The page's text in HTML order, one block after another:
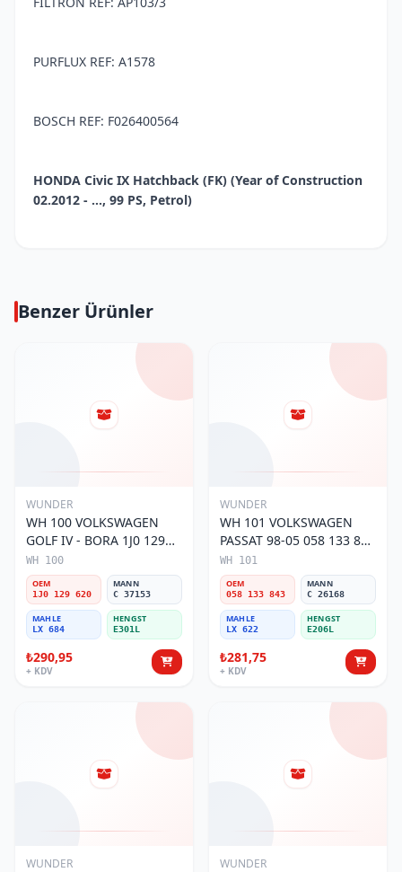
PURFLUX REF: A1578
BOSCH REF: F026400564
HONDA Civic IX Hatchback (FK) (Year of Construction
02.2012 - ..., 99 PS, Petrol)
Benzer Ürünler
WUNDER
WH 100 VOLKSWAGEN
GOLF IV - BORA 1J0 129
620 Hava Filtresi
WH 100
OEM
1J0 129 620
MANN
C 37153
MAHLE
LX 684
HENGST
E301L
₺290,95
+ KDV
WUNDER
WH 101 VOLKSWAGEN
PASSAT 98-05 058 133 843
Hava Filtresi
WH 101
OEM
058 133 843
MANN
C 26168
MAHLE
LX 622
HENGST
E206L
₺281,75
+ KDV
WUNDER WUNDER